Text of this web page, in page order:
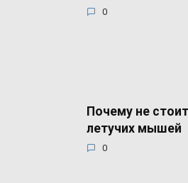
0
Почему не
летучих мышей
0